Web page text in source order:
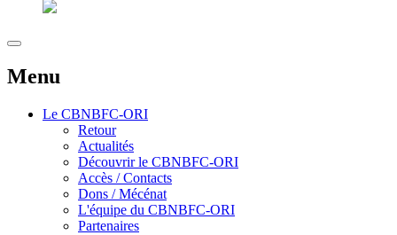
Menu
Le CBNBFC-ORI
Retour
Actualités
Découvrir le CBNBFC-ORI
Accès / Contacts
Dons / Mécénat
L'équipe du CBNBFC-ORI
Partenaires